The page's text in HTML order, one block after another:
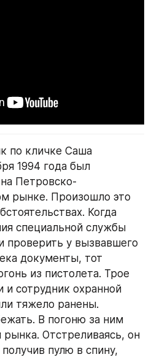
по кличке Саша
1994 года был
Петровско-
рынке. Произошло это
Когда
специальной службы
у вызвавшего
документы, тот
из пистолета. Трое
и сотрудник охранной
тяжело ранены.
В погоню за ним
рынка. Отстреливаясь, он
пулю в спину,